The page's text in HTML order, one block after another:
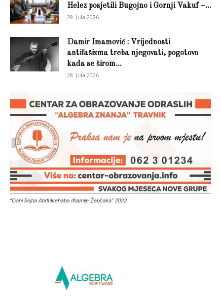
Helez posjetili Bugojno i Gornji Vakuf –...
28. Jula 2026.
Damir Imamović : Vrijednosti
antifašizma treba njegovati, pogotovo
kada se širom...
28. Jula 2026.
“Dani šejha Abdulvehaba Ilhamije Žepčaka” 2022